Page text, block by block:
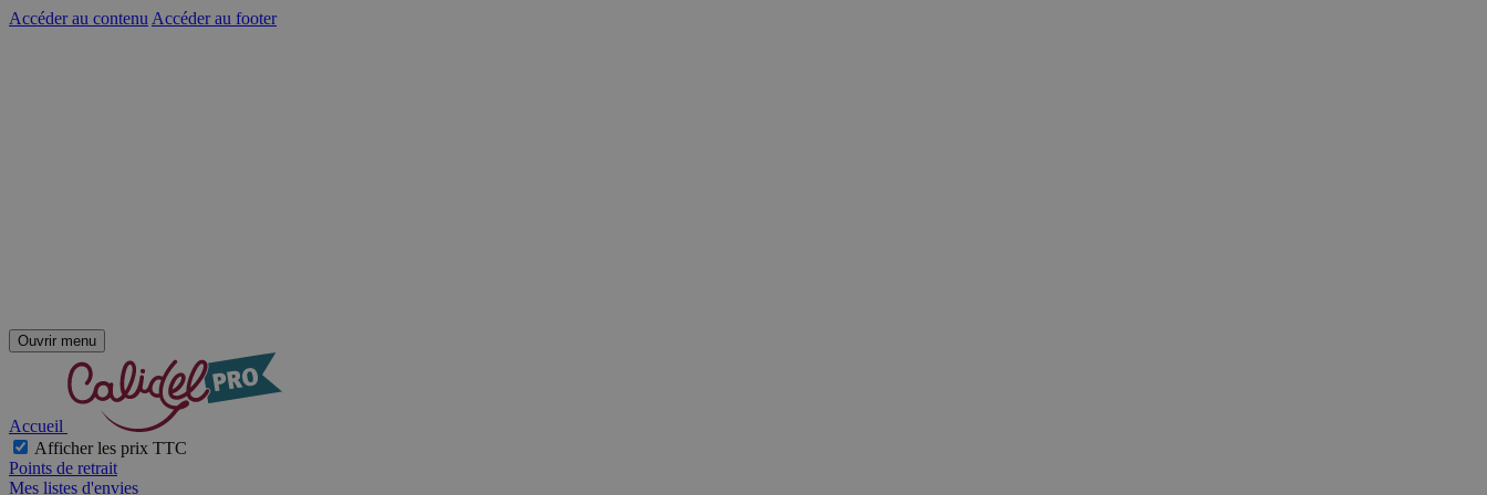
Accéder au contenu Accéder au footer
Ouvrir menu
Accueil
Afficher les prix TTC
Points de retrait
Mes listes d'envies